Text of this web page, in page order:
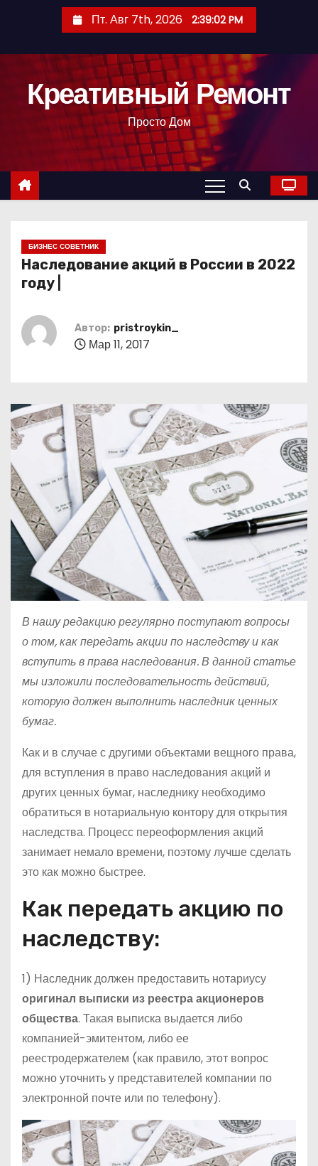
с
Пт. Авг 7th, 2026 2:39:03 PM
Креативный Ремонт
Просто Дом
БИЗНЕС СОВЕТНИК
Наследование акций в России в 2022
году |
Автор: pristroykin_
Мар 11, 2017
В нашу редакцию регулярно поступают вопросы
о том, как передать акции по наследству и как
вступить в права наследования. В данной статье
мы изложили последовательность действий,
которую должен выполнить наследник ценных
бумаг.
Как и в случае с другими объектами вещного права,
для вступления в право наследования акций и
других ценных бумаг, наследнику необходимо
обратиться в нотариальную контору для открытия
наследства. Процесс переоформления акций
занимает немало времени, поэтому лучше сделать
это как можно быстрее.
Как передать акцию по
наследству:
1) Наследник должен предоставить нотариусу
оригинал выписки из реестра акционеров
общества. Такая выписка выдается либо
компанией-эмитентом, либо ее
реестродержателем (как правило, этот вопрос
можно уточнить у представителей компании по
электронной почте или по телефону).